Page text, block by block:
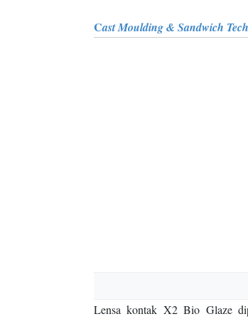
Cast Moulding & Sandwich
Lensa kontak X2 Bio Glaze